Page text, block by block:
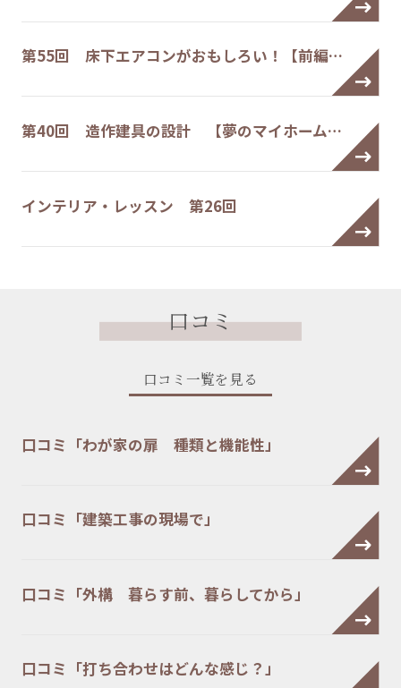
第55回 床下エアコンがおもしろい！【前編…
第40回 造作建具の設計 【夢のマイホーム…
インテリア・レッスン 第26回
口コミ
口コミ一覧を見る
口コミ「わが家の扉 種類と機能性」
口コミ「建築工事の現場で」
口コミ「外構 暮らす前、暮らしてから」
口コミ「打ち合わせはどんな感じ？」